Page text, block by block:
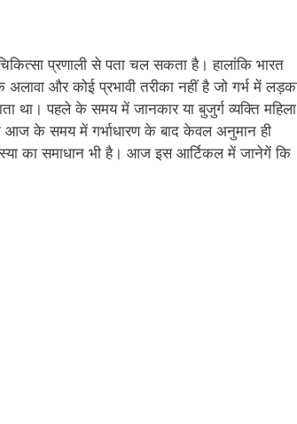
प्रणाली से पता चल सकता है। हालांकि भारत
और कोई प्रभावी तरीका नहीं है जो गर्भ में
था। पहले के समय में जानकार या बुजुर्ग व्‍यक्ति महिला
के समय में गर्भाधारण के बाद केवल अनुमान ही
का समाधान भी है। आज इस आर्टिकल में जानेगें कि